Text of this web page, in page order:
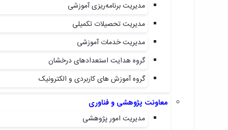
مدیریت برنامه‌ریزی آموزشی
مدیریت تحصیلات تکمیلی
مدیریت خدمات آموزشی
گروه هدایت استعدادهای درخشان
گروه آموزش های کاربردی و الکترونیک
معاونت پژوهشی و فناوری
مدیریت امور پژوهشی